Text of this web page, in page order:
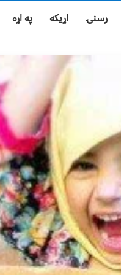
رسنۍ اړیکه په اړه